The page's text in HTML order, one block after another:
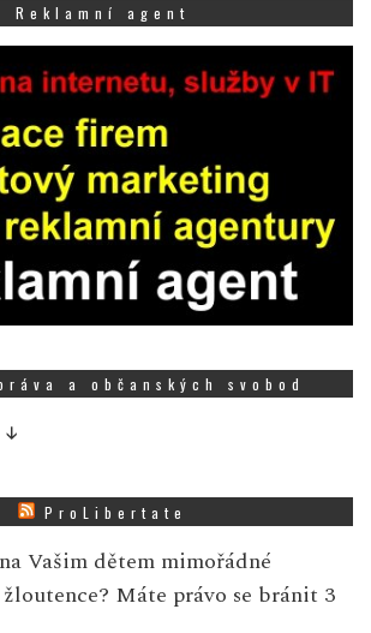
Reklamní agent
a občanských svobod
↓
ProLibertate
Vašim dětem mimořádné
Máte právo se bránit 3